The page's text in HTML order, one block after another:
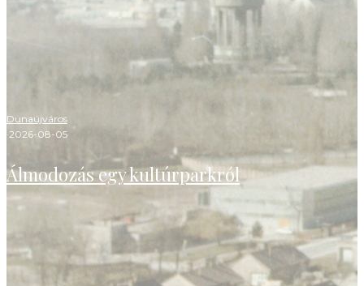
Dunaújváros
·2026-08-05
Álmodozás egy kultúrparkról